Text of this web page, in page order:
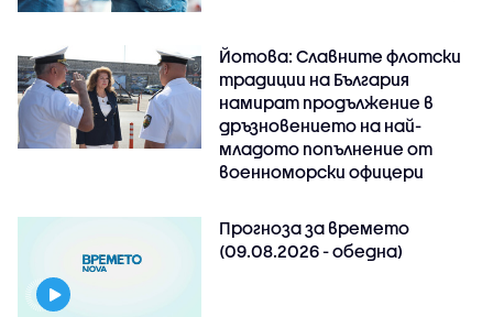
Йотова: Славните флотски
традиции на България
намират продължение в
дръзновението на най-
младото попълнение от
военноморски офицери
Прогноза за времето
(09.08.2026 - обедна)